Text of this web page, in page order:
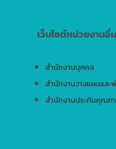
เว็บไซต์หน่วยงานอื่
สำนักงานบุคคล
สำนักงานวางแผนแล
สำนักงานประกันคุณภ